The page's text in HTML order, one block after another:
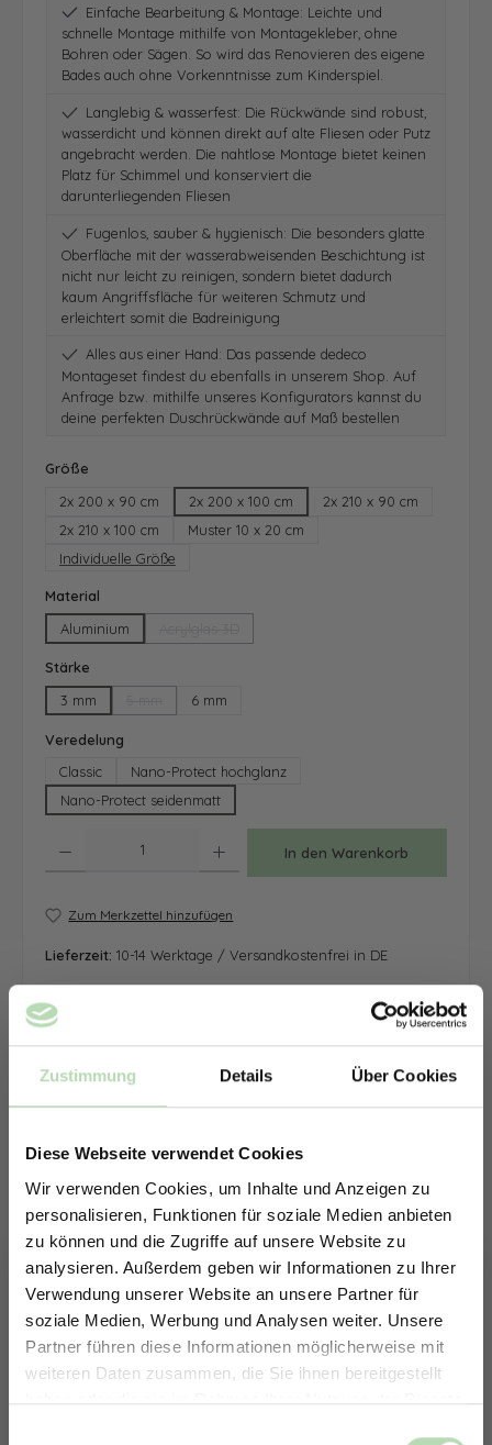
Zustimmung Details Über Cookies
Diese Webseite verwendet Cookies
Wir verwenden Cookies, um Inhalte und Anzeigen zu
personalisieren, Funktionen für soziale Medien anbieten
zu können und die Zugriffe auf unsere Website zu
analysieren. Außerdem geben wir Informationen zu Ihrer
Verwendung unserer Website an unsere Partner für
soziale Medien, Werbung und Analysen weiter. Unsere
Partner führen diese Informationen möglicherweise mit
weiteren Daten zusammen, die Sie ihnen bereitgestellt
haben oder die sie im Rahmen Ihrer Nutzung der Dienste
Einfache Bearbeitung & Montage: Leichte und
schnelle Montage mithilfe von Montagekleber, ohne
Bohren oder Sägen. So wird das Renovieren des eigene
Bades auch ohne Vorkenntnisse zum Kinderspiel.
Langlebig & wasserfest: Die Rückwände sind robust,
wasserdicht und können direkt auf alte Fliesen oder Putz
angebracht werden. Die nahtlose Montage bietet keinen
Platz für Schimmel und konserviert die
darunterliegenden Fliesen
Fugenlos, sauber & hygienisch: Die besonders glatte
Oberfläche mit der wasserabweisenden Beschichtung ist
nicht nur leicht zu reinigen, sondern bietet dadurch
kaum Angriffsfläche für weiteren Schmutz und
erleichtert somit die Badreinigung
Alles aus einer Hand: Das passende dedeco
Montageset findest du ebenfalls in unserem Shop. Auf
Anfrage bzw. mithilfe unseres Konfigurators kannst du
deine perfekten Duschrückwände auf Maß bestellen
Größe
2x 200 x 90 cm
2x 200 x 100 cm
2x 210 x 90 cm
2x 210 x 100 cm
Muster 10 x 20 cm
Individuelle Größe
Material
Aluminium
Stärke
3 mm
(Diese Option ist zurzeit nicht verfügbar.)
6 mm
Veredelung
Classic
Nano-Protect hochglanz
Nano-Protect seidenmatt
In den Warenkorb
Zum Merkzettel hinzufügen
Lieferzeit: 10-14 Werktage / Versandkostenfrei in DE
ERHALTE 5% RABATT AUF
DEINE RÜCKWÄNDE